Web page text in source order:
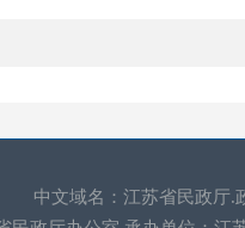
中文域名：江苏省民政厅.